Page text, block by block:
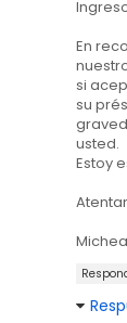
En
si
su
usted.
Estoy